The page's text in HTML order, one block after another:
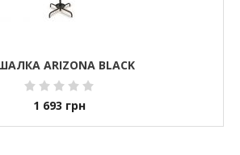
ARIZONA BLACK
1 693 грн